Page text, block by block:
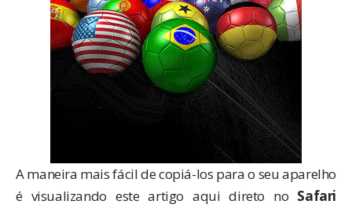
A maneira mais fácil de copiá-los para o seu aparelho
é visualizando este artigo aqui direto no Safari